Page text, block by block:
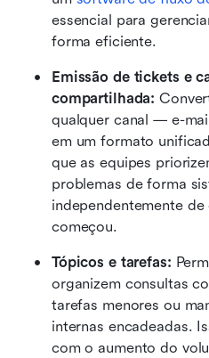
essencial para
forma eficiente.
Emissão de tickets e
compartilhada:
qualquer canal — e-
em um formato
que as equipes
problemas de forma
independentemente
começou.
Tópicos e tarefas:
organizem consultas
tarefas menores ou
internas encadeadas.
com o aumento do